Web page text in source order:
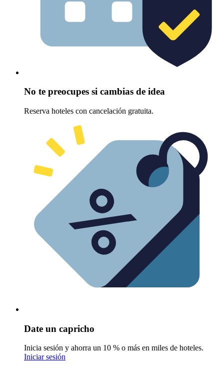
No te preocupes si cambias de idea
Reserva hoteles con cancelación gratuita.
Date un capricho
Inicia sesión y ahorra un 10 % o más en miles de hoteles.
Iniciar sesión